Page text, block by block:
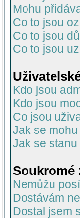
Mohu
Co to jsou
Co to jsou
Co to jsou
Kdo jsou
Kdo jsou
Co jsou
Jak se
Jak se
Soukromé
Nemůžu
Dostávám
Dostal jsem